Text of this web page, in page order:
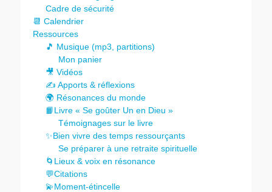
Cadre de sécurité
📆 Calendrier
Ressources
🎵 Musique (mp3, partitions)
Mon panier
🎥 Vidéos
✍️ Apports & réflexions
🌍 Résonances du monde
📙Livre « Se goûter Un en Dieu »
Témoignages sur le livre
✨Bien vivre des temps ressourçants
Se préparer à une retraite spirituelle
🌀Lieux & voix en résonance
💬Citations
💫Moment-étincelle